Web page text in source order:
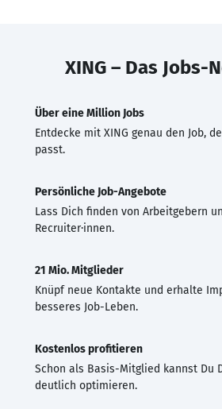
XING – Das Jobs-
Über eine Million Jobs
Entdecke mit XING genau den Job,
passt.
Persönliche Job-Angebote
Lass Dich finden von Arbeitgebern
Recruiter·innen.
21 Mio. Mitglieder
Knüpf neue Kontakte und erhalte
besseres Job-Leben.
Kostenlos profitieren
Schon als Basis-Mitglied kannst Du
deutlich optimieren.